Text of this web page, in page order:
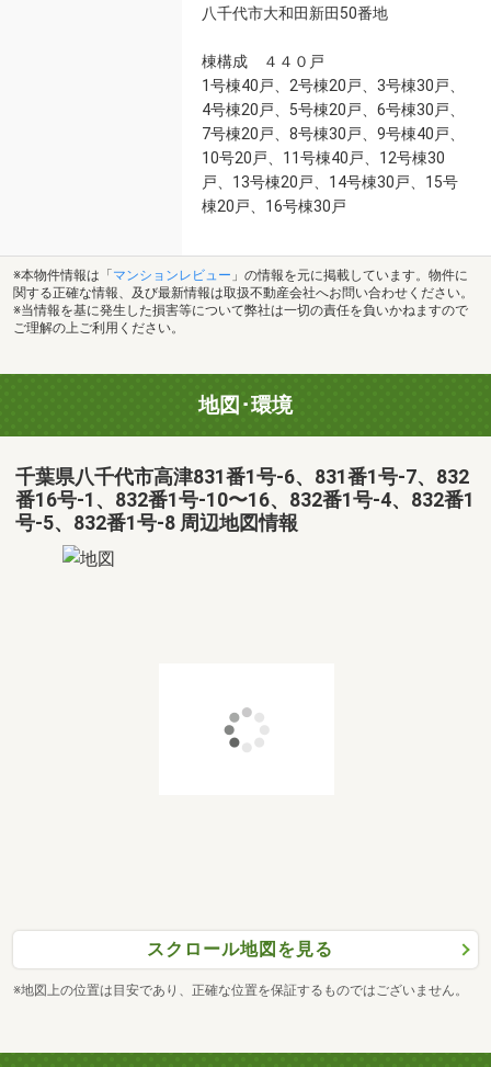
八千代市大和田新田50番地
棟構成 ４４０戸
1号棟40戸、2号棟20戸、3号棟30戸、
4号棟20戸、5号棟20戸、6号棟30戸、
7号棟20戸、8号棟30戸、9号棟40戸、
10号20戸、11号棟40戸、12号棟30
戸、13号棟20戸、14号棟30戸、15号
棟20戸、16号棟30戸
※本物件情報は「 マンションレビュー 」の情報を元に掲載しています。物件に
関する正確な情報、及び最新情報は取扱不動産会社へお問い合わせください。
※当情報を基に発生した損害等について弊社は一切の責任を負いかねますので
ご理解の上ご利用ください。
地図･環境
千葉県八千代市高津831番1号-6、831番1号-7、832
番16号-1、832番1号-10〜16、832番1号-4、832番1
号-5、832番1号-8 周辺地図情報
スクロール地図を見る
※地図上の位置は目安であり、正確な位置を保証するものではございません。